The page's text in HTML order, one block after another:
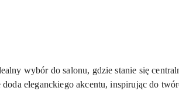
wybór do salonu, gdzie stanie się
eleganckiego akcentu, inspirując do